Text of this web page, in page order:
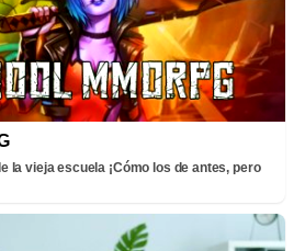
la vieja escuela ¡Cómo los de antes, pero